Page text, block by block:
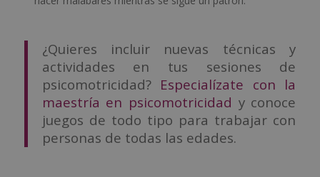
¿Quieres incluir nuevas técnicas y
actividades en tus sesiones de
psicomotricidad? Especialízate con la
maestría en psicomotricidad y conoce
juegos de todo tipo para trabajar con
personas de todas las edades.